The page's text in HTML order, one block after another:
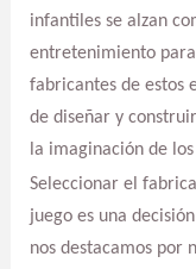
infantiles se alzan
entretenimiento para
fabricantes de estos
de diseñar y
la imaginación de
Seleccionar el
juego es una
nos destacamos por